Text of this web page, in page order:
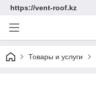
https://vent-roof.kz
Товары и услуги